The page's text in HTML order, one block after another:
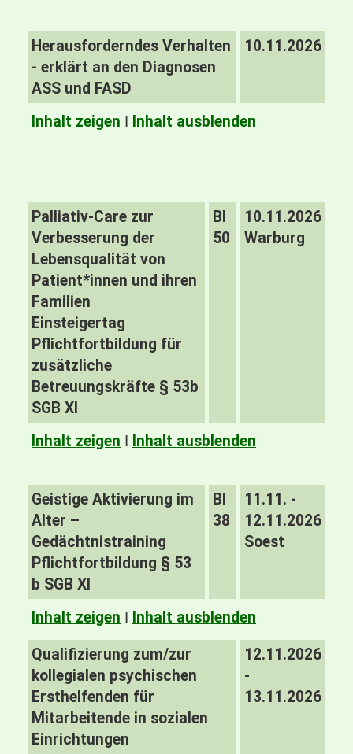
Herausforderndes Verhalten
- erklärt an den Diagnosen
ASS und FASD
10.11.2026
Inhalt zeigen I Inhalt ausblenden
Palliativ-Care zur
Verbesserung der
Lebensqualität von
Patient*innen und ihren
Familien
Einsteigertag
Pflichtfortbildung für
zusätzliche
Betreuungskräfte § 53b
SGB XI
BI
50
10.11.2026
Warburg
Inhalt zeigen I Inhalt ausblenden
Geistige Aktivierung im
Alter –
Gedächtnistraining
Pflichtfortbildung § 53
b SGB XI
BI
38
11.11. -
12.11.2026
Soest
Inhalt zeigen I Inhalt ausblenden
Qualifizierung zum/zur
kollegialen psychischen
Ersthelfenden für
Mitarbeitende in sozialen
Einrichtungen
12.11.2026
-
13.11.2026